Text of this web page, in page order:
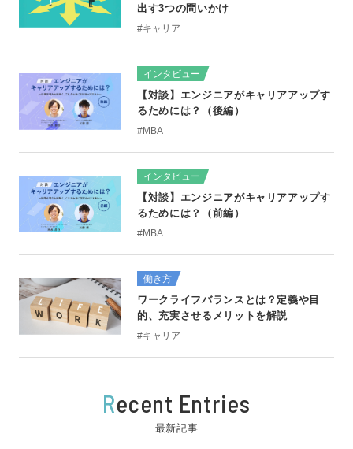
出す3つの問いかけ
#キャリア
インタビュー
【対談】エンジニアがキャリアアップす
るためには？（後編）
#MBA
インタビュー
【対談】エンジニアがキャリアアップす
るためには？（前編）
#MBA
働き方
ワークライフバランスとは？定義や目
的、充実させるメリットを解説
#キャリア
Recent Entries
最新記事